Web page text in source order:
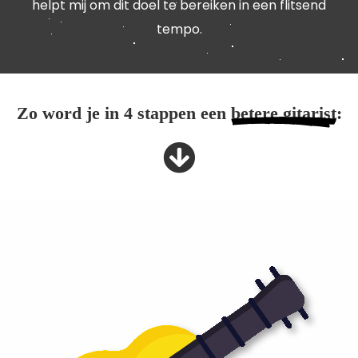
helpt mij om dit doel te bereiken in een flitsend
tempo.
Zo word je in 4 stappen een betere gitarist: